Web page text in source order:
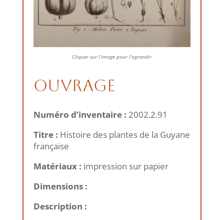
Cliquer sur l’image pour l’agrandir
Ouvrage
Numéro d’inventaire : 2002.2.91
Titre : Histoire des plantes de la Guyane
française
Matériaux : impression sur papier
Dimensions :
Description :